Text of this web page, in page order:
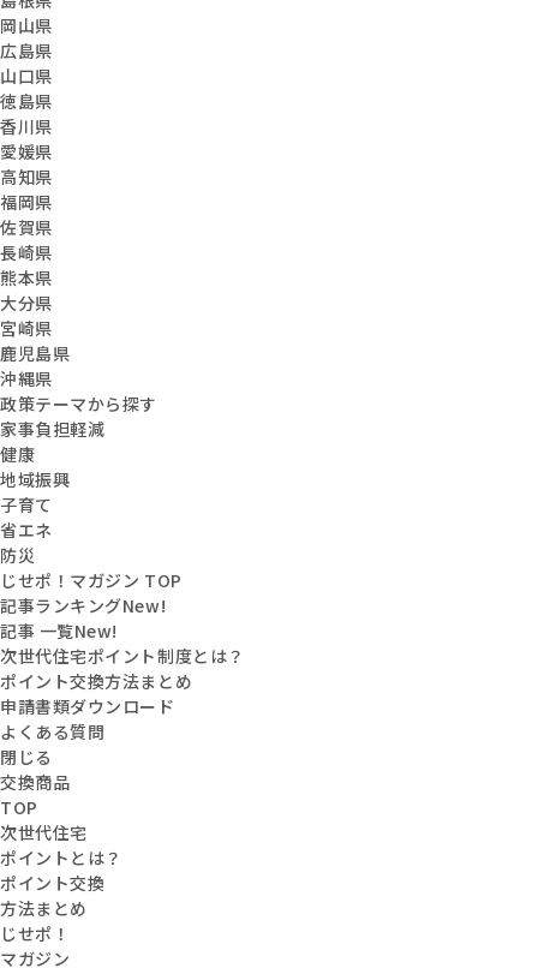
岡山県
広島県
山口県
徳島県
香川県
愛媛県
高知県
福岡県
佐賀県
長崎県
熊本県
大分県
宮崎県
鹿児島県
沖縄県
政策テーマから探す
家事負担軽減
健康
地域振興
子育て
省エネ
防災
じせポ！マガジン TOP
記事ランキングNew!
記事 一覧New!
次世代住宅ポイント制度とは？
ポイント交換方法まとめ
申請書類ダウンロード
よくある質問
閉じる
交換商品
TOP
次世代住宅
ポイントとは？
ポイント交換
方法まとめ
じせポ！
マガジン